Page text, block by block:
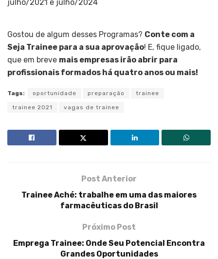
julho/2021 e julho/2024
Gostou de algum desses Programas? Conte com a
Seja Trainee para a sua aprovação! E, fique ligado,
que em breve mais empresas irão abrir para
profissionais formados há quatro anos ou mais!
Tags: oportunidade preparação trainee
trainee 2021 vagas de trainee
Post Anterior
Trainee Aché: trabalhe em uma das maiores
farmacêuticas do Brasil
Próximo Post
Emprega Trainee: Onde Seu Potencial Encontra
Grandes Oportunidades